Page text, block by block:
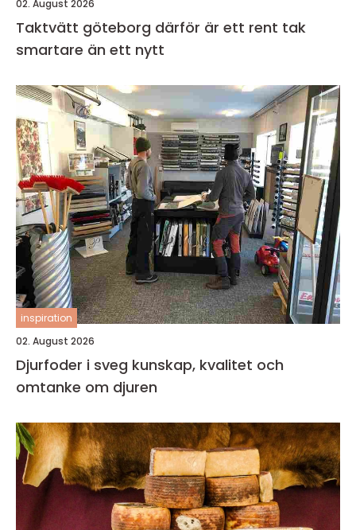
02. August 2026
Taktvätt göteborg därför är ett rent tak
smartare än ett nytt
inspiration
02. August 2026
Djurfoder i sveg kunskap, kvalitet och
omtanke om djuren